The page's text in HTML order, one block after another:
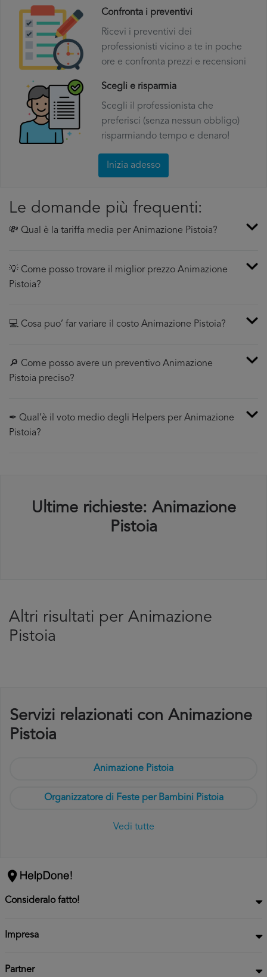
Confronta i preventivi
Ricevi i preventivi dei
professionisti vicino a te in poche
ore e confronta prezzi e recensioni
Scegli e risparmia
Scegli il professionista che
preferisci (senza nessun obbligo)
risparmiando tempo e denaro!
Inizia adesso
Le domande più frequenti:
💸 Qual è la tariffa media per Animazione Pistoia?
💡 Come posso trovare il miglior prezzo Animazione
Pistoia?
💻 Cosa puo’ far variare il costo Animazione Pistoia?
🔎 Come posso avere un preventivo Animazione
Pistoia preciso?
✒ Qual’è il voto medio degli Helpers per Animazione
Pistoia?
Ultime richieste: Animazione
Pistoia
Altri risultati per Animazione
Pistoia
Servizi relazionati con Animazione
Pistoia
Animazione Pistoia
Organizzatore di Feste per Bambini Pistoia
Vedi tutte
Consideralo fatto!
Impresa
Partner